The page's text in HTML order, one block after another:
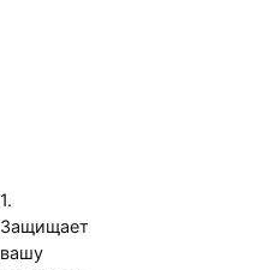
1.
Защищает
вашу